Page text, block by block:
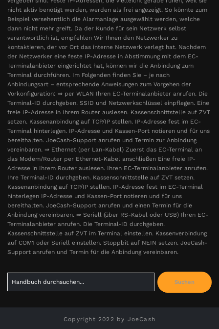
nicht aktiv benötigt werden, werden als frei angezeigt. So könnte zum
Beispiel versehentlich die Alarmanlage ausgewählt werden, welche
dann nicht mehr greift. Da der Kunde für sein Netzwerk selbst
verantwortlich ist, empfehlen Wir Ihnen den Netzwerker zu
kontaktieren, der vor Ort das interne Netzwerk verlegt hat. Nachdem
der Netzwerker eine feste IP-Adresse in Abstimmung mit dem EC-
Terminalanbieter eingerichtet hat, können wir die Anbindung zum
Terminal durchführen. Im Folgenden finden Sie – je nach
Anbindungsart – entsprechende Anweisungen zum Vorgehen der
Vorkonfiguration: ⇒ per WLAN Ihren EC-Terminalanbieter anrufen. Die
Terminal-ID durchgeben. SSID und Netzwerkschlüssel einpflegen. Eine
freie IP-Adresse in Ihrem Router auslesen. Kassenschnittstelle auf ZVT
setzen. Kassenanbindung auf TCP/IP stellen. IP-Adresse fest im EC-
Terminal hinterlegen. IP-Adresse und Kassen-Port notieren und für uns
bereithalten. JoeCash-Support anrufen und Termin zur Anbindung
vereinbaren. ⇒ Ethernet (per Lan-Kabel) Zuerst das EC-Terminal an
das Modem/Router per Ethernet-Kabel anschließen Eine freie IP-
Adresse in Ihrem Router auslesen. Ihren EC-Terminalanbieter anrufen.
Ihre Terminal-ID durchgeben. Kassenschnittstelle auf ZVT setzen.
Kassenanbindung auf TCP/IP stellen. IP-Adresse fest im EC-Terminal
hinterlegen IP-Adresse und Kassen-Port notieren und für uns
bereithalten. JoeCash-Support anrufen und einen Termin für die
Anbindung vereinbaren. ⇒ Seriell (über RS-Kabel oder USB) Ihren EC-
Terminalanbieter anrufen. Die Terminal-ID durchgeben.
Kassenschnittstelle auf ZVT im Terminal einstellen. Kassenverbindung
auf COM1 oder Seriell einstellen. Stoppbit auf NEIN setzen. JoeCash-
Support anrufen und Termin für die Anbindung vereinbaren.
for:
Suchen
Copyright 2022 by JoeCash